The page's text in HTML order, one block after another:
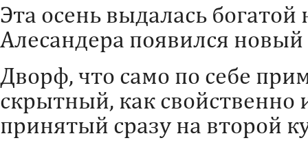
Эта осень выдалась
Алесандера появился
Дворф, что само по себе
скрытный, как свойственно
принятый сразу на второй